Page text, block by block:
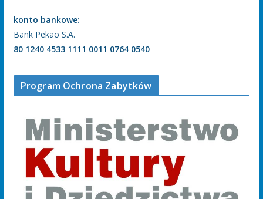
konto bankowe:
Bank Pekao S.A.
80 1240 4533 1111 0011 0764 0540
Program Ochrona Zabytków